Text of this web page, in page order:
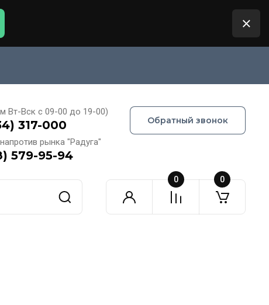
Вт-Вск с 09-00 до 19-00)
317-000
рынка "Радуга"
579-95-94
Обратный звонок
0 0